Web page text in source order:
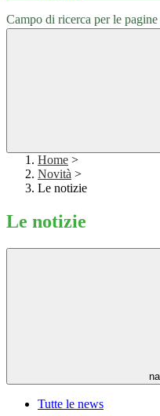
Campo di ricerca per le
Home >
Novità >
Le notizie
Le notizie
Tutte le news